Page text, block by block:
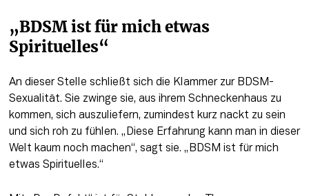
„BDSM ist für mich etwas
Spirituelles“
An dieser Stelle schließt sich die Klammer zur BDSM-
Sexualität. Sie zwinge sie, aus ihrem Schneckenhaus zu
kommen, sich auszuliefern, zumindest kurz nackt zu sein
und sich roh zu fühlen. „Diese Erfahrung kann man in dieser
Welt kaum noch machen“, sagt sie. „BDSM ist für mich
etwas Spirituelles.“